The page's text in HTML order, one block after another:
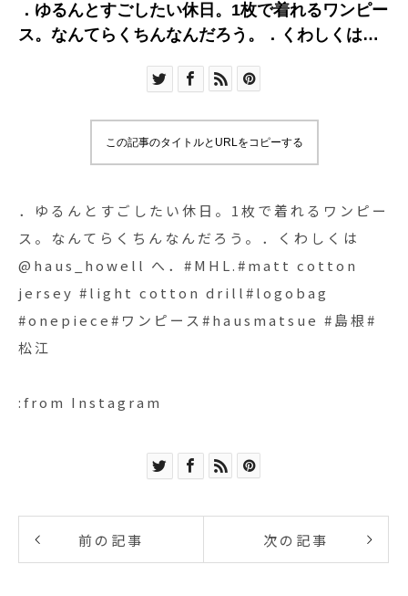
．ゆるんとすごしたい休日。1枚で着れるワンピー
ス。なんてらくちんなんだろう。．くわしくは
#light cotton drill#logobag #onepiece#ワンピー
この記事のタイトルとURLをコピーする
．ゆるんとすごしたい休日。1枚で着れるワンピー
ス。なんてらくちんなんだろう。．くわしくは
@haus_howell へ．#MHL.#matt cotton
jersey #light cotton drill#logobag
#onepiece#ワンピース#hausmatsue #島根#
松江
:from Instagram
前の記事 次の記事